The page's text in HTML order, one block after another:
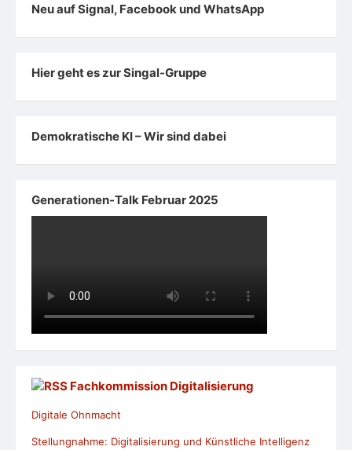
Neu auf Signal, Facebook und WhatsApp
Hier geht es zur Singal-Gruppe
Demokratische KI – Wir sind dabei
Generationen-Talk Februar 2025
Fachkommission Digitalisierung
Digitale Ohnmacht
Stellungnahme: Digitalisierung und Künstliche Intelligenz